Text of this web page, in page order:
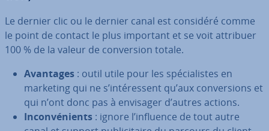
Le dernier clic ou le dernier canal est considéré comme
le point de contact le plus important et se voit attribuer
100 % de la valeur de con­ver­sion totale.
Avantages : outil utile pour les spé­cia­listes en
marketing qui ne s’in­té­res­sent qu’aux con­ver­sions et
qui n’ont donc pas à envisager d’autres actions.
In­con­vé­nients : ignore l’influence de tout autre